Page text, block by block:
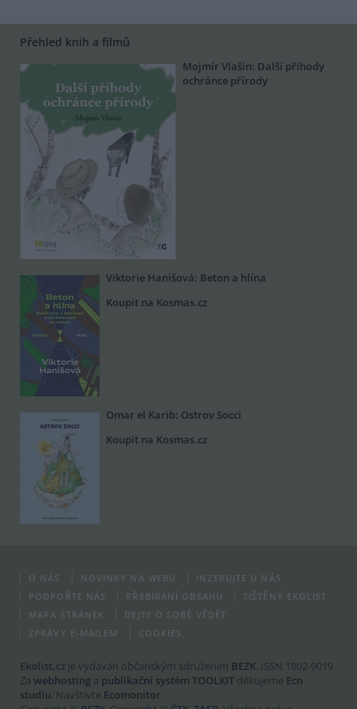
Přehled knih a filmů
Mojmír Vlašín: Další příhody
ochránce přírody
Viktorie Hanišová: Beton a hlína
Koupit na Kosmas.cz
Omar el Karib: Ostrov Socci
Koupit na Kosmas.cz
O NÁS NOVINKY NA WEBU
INZERUJTE U NÁS
PODPOŘTE NÁS
PŘEBÍRÁNÍ OBSAHU
TIŠTĚNÝ EKOLIST
MAPA STRÁNEK
DEJTE O SOBĚ VĚDĚT
ZPRÁVY E-MAILEM
COOKIES
Ekolist.cz je vydáván občanským sdružením BEZK. ISSN 1802-9019.
Za webhosting a publikační systém TOOLKIT děkujeme Ecn
studiu. Navštivte Ecomonitor.